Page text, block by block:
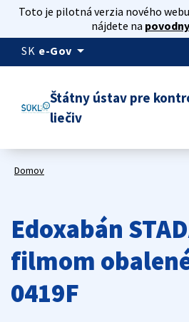
Toto je pilotná verzia nového
nájdete na
SK e-Gov arrow_drop_down
Štátny ústav pre
liečiv
Domov
Edoxabán
filmom
0419F